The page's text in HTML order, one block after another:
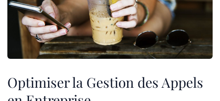
Optimiser la Gestion des Appels